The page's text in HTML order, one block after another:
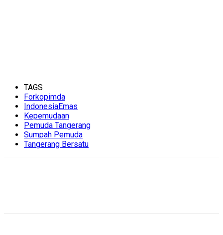
TAGS
Forkopimda
IndonesiaEmas
Kepemudaan
Pemuda Tangerang
Sumpah Pemuda
Tangerang Bersatu